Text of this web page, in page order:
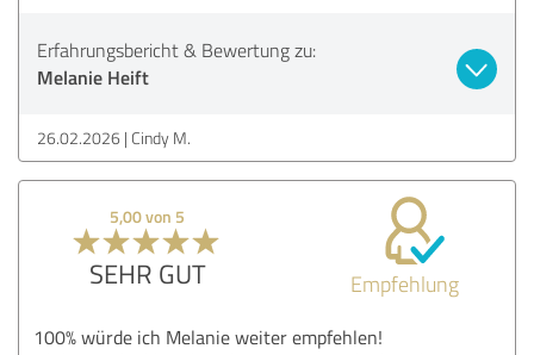
Erfahrungsbericht & Bewertung zu:
Melanie Heift
26.02.2026 Cindy M.
5,00 von 5
SEHR GUT Empfehlung
100% würde ich Melanie weiter empfehlen!